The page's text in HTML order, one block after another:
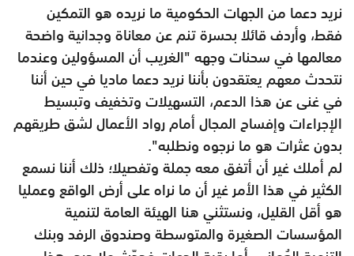
نريد دعما من الجهات الحكومية ما نريده هو التمكين
فقط، وأردف قائلا بحسرة تنم عن معاناة وجدانية واضحة
معالمها في سحنات وجهه "الغريب أن المسؤولين وعندما
نتحدث معهم يعتقدون بأننا نريد دعما ماديا في حين أننا
في غنى عن هذا الدعم، التسهيلات وتخفيف وتبسيط
الإجراءات وإفساح المجال أمام رواد الأعمال لشق طريقهم
بدون عثرات هو ما نرجوه ونطلبه".
لم أملك غير أن أتفق معه جملة وتفصيلا؛ ذلك أننا نسمع
الكثير في هذا الأمر غير أن ما نراه على أرض الواقع وعمليا
هو أقل القليل، ونستثني هنا الهيئة العامة لتنمية
المؤسسات الصغيرة والمتوسطة وصندوق الرفد وبنك